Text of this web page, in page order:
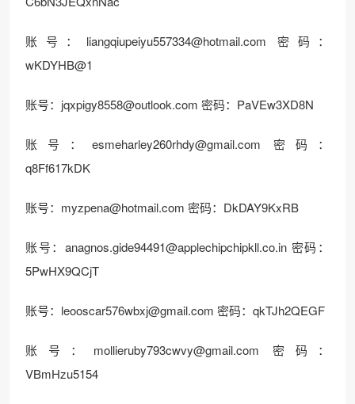
账号： liangqiupeiyu557334@hotmail.com 密码：
wKDYHB@1
账号： jqxpigy8558@outlook.com 密码：PaVEw3XD8N
账号： esmeharley260rhdy@gmail.com 密码：
q8Ff617kDK
账号： myzpena@hotmail.com 密码：DkDAY9KxRB
账号： anagnos.gide94491@applechipchipkll.co.in 密码：
5PwHX9QCjT
账号： leooscar576wbxj@gmail.com 密码：qkTJh2QEGF
账号： mollieruby793cwvy@gmail.com 密码：
VBmHzu5154